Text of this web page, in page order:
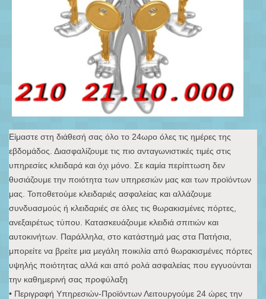
Είμαστε στη διάθεσή σας όλο το 24ωρο όλες τις ημέρες της
εβδομάδος. Διασφαλίζουμε τις πιο ανταγωνιστικές τιμές στις
υπηρεσίες κλειδαρά και όχι μόνο. Σε καμία περίπτωση δεν
θυσιάζουμε την ποιότητα των υπηρεσιών μας και των προϊόντων
μας. Τοποθετούμε κλειδαριές ασφαλείας και αλλάζουμε
συνδυασμούς ή κλειδαριές σε όλες τις θωρακισμένες πόρτες,
ανεξαιρέτως τύπου. Κατασκευάζουμε κλειδιά σπιτιών και
αυτοκινήτων. Παράλληλα, στο κατάστημά μας στα Πατήσια,
μπορείτε να βρείτε μια μεγάλη ποικιλία από θωρακισμένες πόρτες
υψηλής ποιότητας αλλά και από ρολά ασφαλείας που εγγυούνται
την καθημερινή σας προφύλαξη
• Περιγραφή Υπηρεσιών-Προϊόντων Λειτουργούμε 24 ώρες την